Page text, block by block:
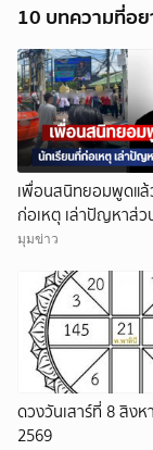
10 บทความที่อ
เพื่อนสนิทยอมพูดแล้
ก่อเหตุ เล่าปัญหาส่ว
มุมข่าว
ดวงวันเสาร์ที่ 8 สิง
2569